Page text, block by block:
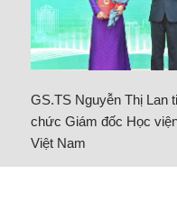
GS.TS Nguyễn Thị Lan
chức Giám đốc Học
Việt Nam